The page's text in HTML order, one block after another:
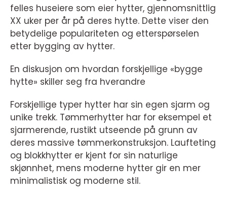
felles huseiere som eier hytter, gjennomsnittlig
XX uker per år på deres hytte. Dette viser den
betydelige populariteten og etterspørselen
etter bygging av hytter.
En diskusjon om hvordan forskjellige «bygge
hytte» skiller seg fra hverandre
Forskjellige typer hytter har sin egen sjarm og
unike trekk. Tømmerhytter har for eksempel et
sjarmerende, rustikt utseende på grunn av
deres massive tømmerkonstruksjon. Laufteting
og blokkhytter er kjent for sin naturlige
skjønnhet, mens moderne hytter gir en mer
minimalistisk og moderne stil.